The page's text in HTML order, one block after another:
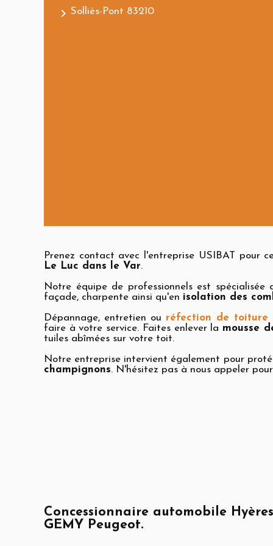
navigate_next Solliès-Pont 83210
Prenez contact avec l'entreprise USIBAT pour
Le Luc dans le Var.
Notre équipe de professionnels est spécialisée
façade, charpente ainsi qu'en isolation des
Dépannage, entretien ou réfection de
faire à votre service. Faites enlever la mousse
tuiles abîmées sur votre toit.
Notre entreprise intervient également pour
champignons. N'hésitez pas à nous appeler
Concessionnaire automobile Hyères
GEMY Peugeot.